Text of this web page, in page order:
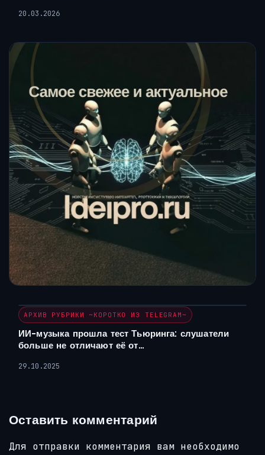
20.03.2026
АРХИВ РУБРИКИ ~КОРОТКО ИЗ TELEGRAM~
ИИ-музыка прошла тест Тьюринга: слушатели
больше не отличают её от…
29.10.2025
Оставить комментарий
Для отправки комментария вам необходимо